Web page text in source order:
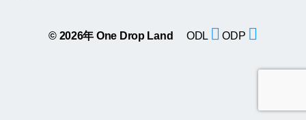
© 2026年 One Drop Land ODL ODP